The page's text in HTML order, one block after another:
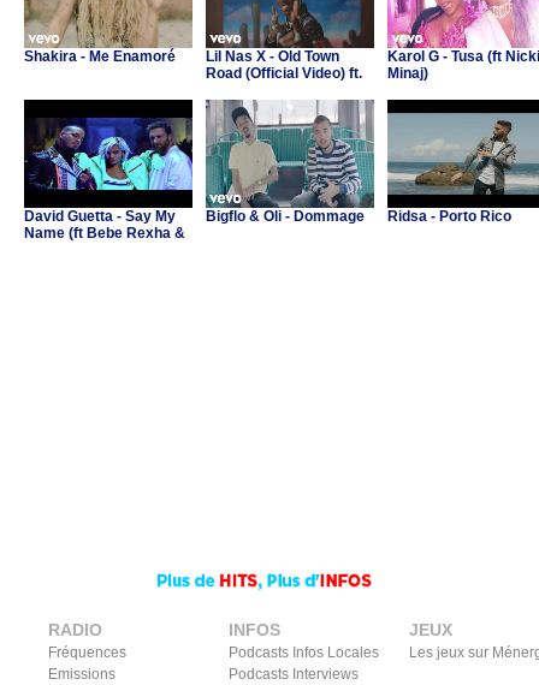
Shakira - Me Enamoré
Lil Nas X - Old Town
Road (Official Video) ft.
Karol G - Tusa (ft Nicki
Minaj)
David Guetta - Say My
Name (ft Bebe Rexha &
Bigflo & Oli - Dommage Ridsa - Porto Rico
RADIO
Fréquences
Emissions
INFOS
Podcasts Infos Locales
Podcasts Interviews
JEUX
Les jeux sur